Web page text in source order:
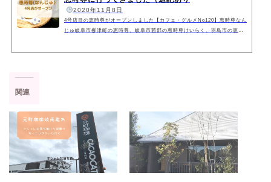
2020年11月8日
4号店目の恵時尊がオープンしました【カフェ・グルメNo120】恵時尊なん
じゅ岐阜市柳津町の恵時尊、岐阜市茜部の恵時尊けいらく、羽島市の恵時
関連